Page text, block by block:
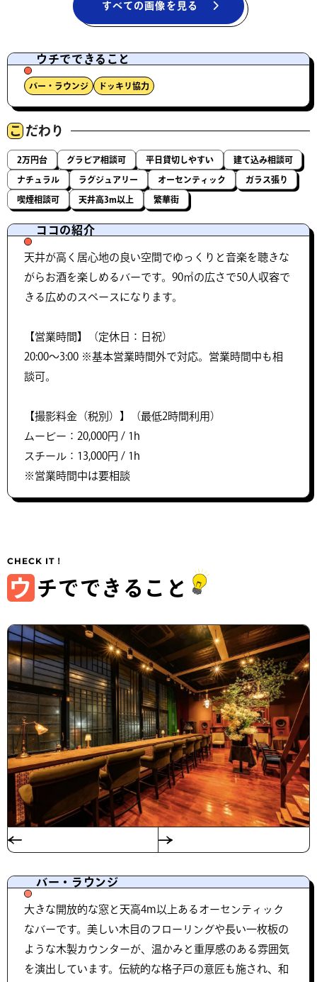
すべての画像を見る
ウチでできること
バー・ラウンジ ドッキリ協力
こ だわり
2万円台 グラビア相談可 平日貸切しやすい 建て込み相談可
ナチュラル ラグジュアリー オーセンティック ガラス張り
喫煙相談可 天井高3m以上 繁華街
ココの紹介
天井が高く居心地の良い空間でゆっくりと音楽を聴きな
がらお酒を楽しめるバーです。90㎡の広さで50人収容で
きる広めのスペースになります。
【営業時間】（定休日：日祝）
20:00〜3:00 ※基本営業時間外で対応。営業時間中も相
談可。
【撮影料金（税別）】（最低2時間利用）
ムービー：20,000円 / 1h
スチール：13,000円 / 1h
※営業時間中は要相談
ウ チでできること
バー・ラウンジ
大きな開放的な窓と天高4m以上あるオーセンティック
なバーです。美しい木目のフローリングや長い一枚板の
ような木製カウンターが、温かみと重厚感のある雰囲気
を演出しています。伝統的な格子戸の意匠も施され、和